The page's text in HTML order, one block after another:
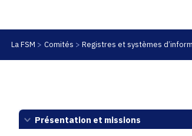
La FSM Comités Registres et systèmes
Présentation et missions